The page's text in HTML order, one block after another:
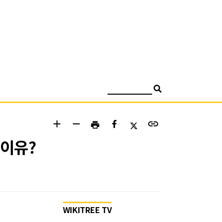
add remove print link
유?
WIKITREE TV